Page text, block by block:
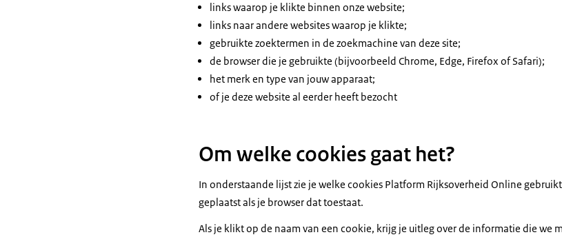
links waarop je klikte binnen onze website;
links naar andere websites waarop je klikte;
gebruikte zoektermen in de zoekmachine van deze site;
de browser die je gebruikte (bijvoorbeeld Chrome, Edge, Firefox of Safari);
het merk en type van jouw apparaat;
of je deze website al eerder heeft bezocht
Om welke cookies gaat het?
In onderstaande lijst zie je welke cookies Platform Rijksoverheid Online
geplaatst als je browser dat toestaat.
Als je klikt op de naam van een cookie, krijg je uitleg over de informatie die we